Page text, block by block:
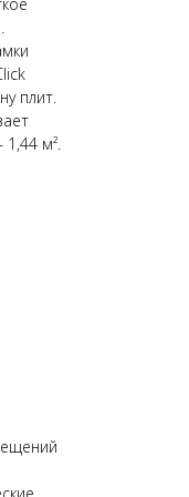
плит.
м².